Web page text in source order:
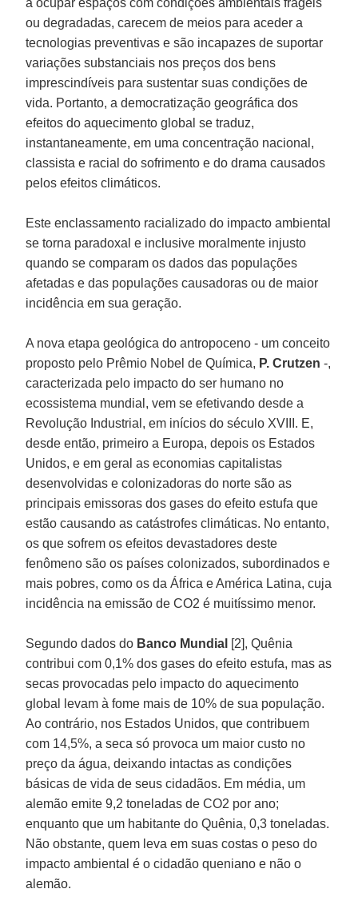
ou degradadas, carecem de meios para aceder a
tecnologias preventivas e são incapazes de suportar
variações substanciais nos preços dos bens
imprescindíveis para sustentar suas condições de
vida. Portanto, a democratização geográfica dos
efeitos do aquecimento global se traduz,
instantaneamente, em uma concentração nacional,
classista e racial do sofrimento e do drama causados
pelos efeitos climáticos.
Este enclassamento racializado do impacto ambiental
se torna paradoxal e inclusive moralmente injusto
quando se comparam os dados das populações
afetadas e das populações causadoras ou de maior
incidência em sua geração.
A nova etapa geológica do antropoceno - um conceito
proposto pelo Prêmio Nobel de Química, P. Crutzen -,
caracterizada pelo impacto do ser humano no
ecossistema mundial, vem se efetivando desde a
Revolução Industrial, em inícios do século XVIII. E,
desde então, primeiro a Europa, depois os Estados
Unidos, e em geral as economias capitalistas
desenvolvidas e colonizadoras do norte são as
principais emissoras dos gases do efeito estufa que
estão causando as catástrofes climáticas. No entanto,
os que sofrem os efeitos devastadores deste
fenômeno são os países colonizados, subordinados e
mais pobres, como os da África e América Latina, cuja
incidência na emissão de CO2 é muitíssimo menor.
Segundo dados do Banco Mundial [2], Quênia
contribui com 0,1% dos gases do efeito estufa, mas as
secas provocadas pelo impacto do aquecimento
global levam à fome mais de 10% de sua população.
Ao contrário, nos Estados Unidos, que contribuem
com 14,5%, a seca só provoca um maior custo no
preço da água, deixando intactas as condições
básicas de vida de seus cidadãos. Em média, um
alemão emite 9,2 toneladas de CO2 por ano;
enquanto que um habitante do Quênia, 0,3 toneladas.
Não obstante, quem leva em suas costas o peso do
impacto ambiental é o cidadão queniano e não o
alemão.